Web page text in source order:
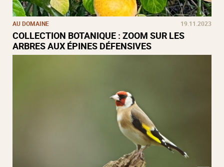
AU DOMAINE 19.11.2023
COLLECTION BOTANIQUE : ZOOM SUR LES
ARBRES AUX ÉPINES DÉFENSIVES